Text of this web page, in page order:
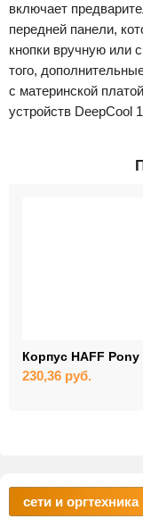
включает
передней панели,
кнопки вручную или
того,
с материнской
устройств DeepCool
Корпус HAFF Pony
230,36 руб.
сети и оргтехника